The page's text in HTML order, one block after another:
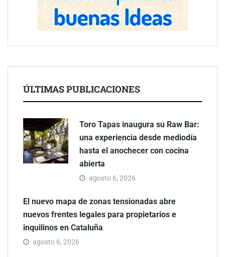
ÚLTIMAS PUBLICACIONES
Toro Tapas inaugura su Raw Bar:
una experiencia desde mediodía
hasta el anochecer con cocina
abierta
agosto 6, 2026
El nuevo mapa de zonas tensionadas abre
nuevos frentes legales para propietarios e
inquilinos en Cataluña
agosto 6, 2026